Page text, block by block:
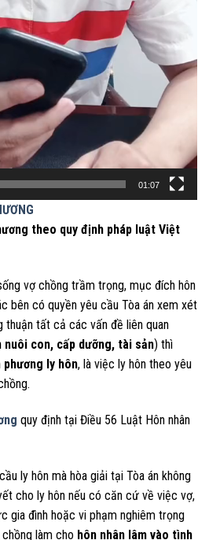
01:07
theo quy định pháp luật Việt
vợ chồng trầm trọng, mục đích hôn
bên có quyền yêu cầu Tòa án xem xét
thuận tất cả các vấn đề liên quan
nuôi con, cấp dưỡng, tài sản) thì
phương ly hôn, là việc ly hôn theo yêu
quy định tại Điều 56 Luật Hôn nhân
ly hôn mà hòa giải tại Tòa án không
cho ly hôn nếu có căn cứ về việc vợ,
gia đình hoặc vi phạm nghiêm trọng
làm cho hôn nhân lâm vào tình